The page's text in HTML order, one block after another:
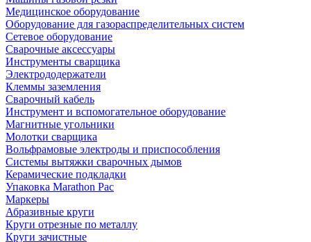
Медицинское оборудование
Оборудование для газораспределительных систем
Сетевое оборудование
Сварочные аксессуары
Инструменты сварщика
Электрододержатели
Клеммы заземления
Сварочный кабель
Инструмент и вспомогательное оборудование
Магнитные угольники
Молотки сварщика
Вольфрамовые электроды и приспособления
Системы вытяжки сварочных дымов
Керамические подкладки
Упаковка Marathon Pac
Маркеры
Абразивные круги
Круги отрезные по металлу
Круги зачистные